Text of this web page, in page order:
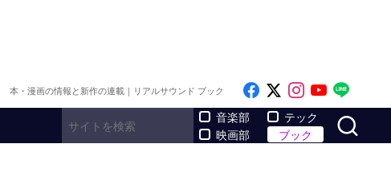
本・漫画の情報と新作の連載｜リアルサウンド ブック Like on Facebook
Follow on x
Follow on
Follow
音楽部
映画部
テック
ブック